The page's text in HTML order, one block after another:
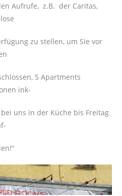
Aufrufe, z.B. der Caritas,
zu stellen, um Sie vor
5 Apartments
ink-
uns in der Küche bis Freitag